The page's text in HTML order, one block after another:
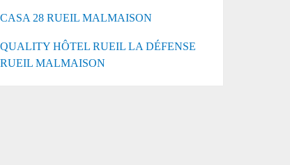
CASA 28 RUEIL MALMAISON
QUALITY HÔTEL RUEIL LA DÉFENSE
RUEIL MALMAISON